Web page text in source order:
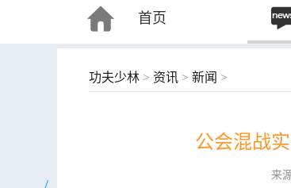
首页
功夫少林 > 资讯 > 新闻 >
公会混战
来